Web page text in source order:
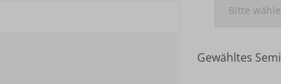
Gewähltes